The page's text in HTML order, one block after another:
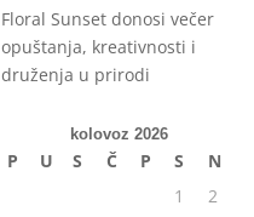
Floral Sunset donosi večer
opuštanja, kreativnosti i
druženja u prirodi
kolovoz 2026
P U S Č P S
N
1
2